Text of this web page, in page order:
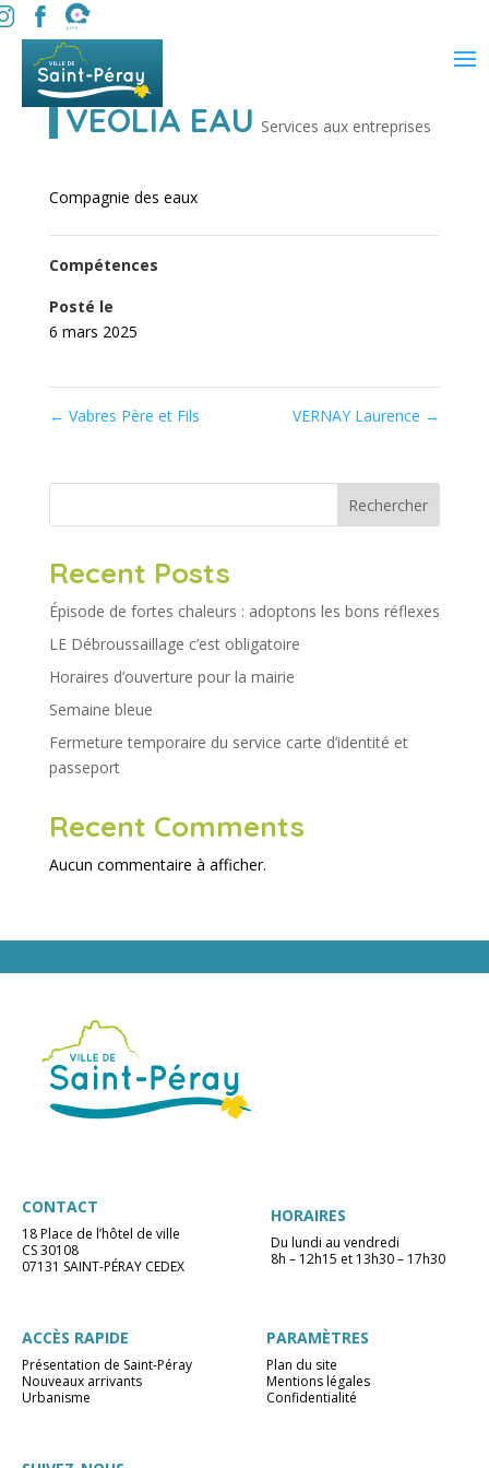
VEOLIA EAU Services aux entreprises
Compagnie des eaux
Compétences
Posté le
6 mars 2025
← Vabres Père et Fils VERNAY Laurence →
Rechercher
Recent Posts
Épisode de fortes chaleurs : adoptons les bons réflexes
LE Débroussaillage c’est obligatoire
Horaires d’ouverture pour la mairie
Semaine bleue
Fermeture temporaire du service carte d’identité et
passeport
Recent Comments
Aucun commentaire à afficher.
CONTACT
18 Place de l’hôtel de ville
CS 30108
07131 SAINT-PÉRAY CEDEX
HORAIRES
Du lundi au vendredi
8h – 12h15 et 13h30 – 17h30
ACCÈS RAPIDE
Présentation de Saint-Péray
Nouveaux arrivants
Urbanisme
PARAMÈTRES
Plan du site
Mentions légales
Confidentialité